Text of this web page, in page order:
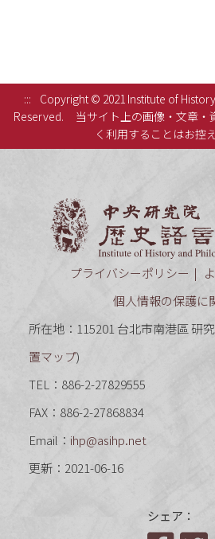
:::
Copyright © 2021 Institute of
Reserved.
当サイト上の画像・文章
く利用することはお控
プライバシーポリシー
個人情報の保護に
所在地：115201 台北市南港區 研
置マップ)
TEL：886-2-27829555
FAX：886-2-27868834
Email： ihp@asihp.net
更新：2021-06-16
シェア：